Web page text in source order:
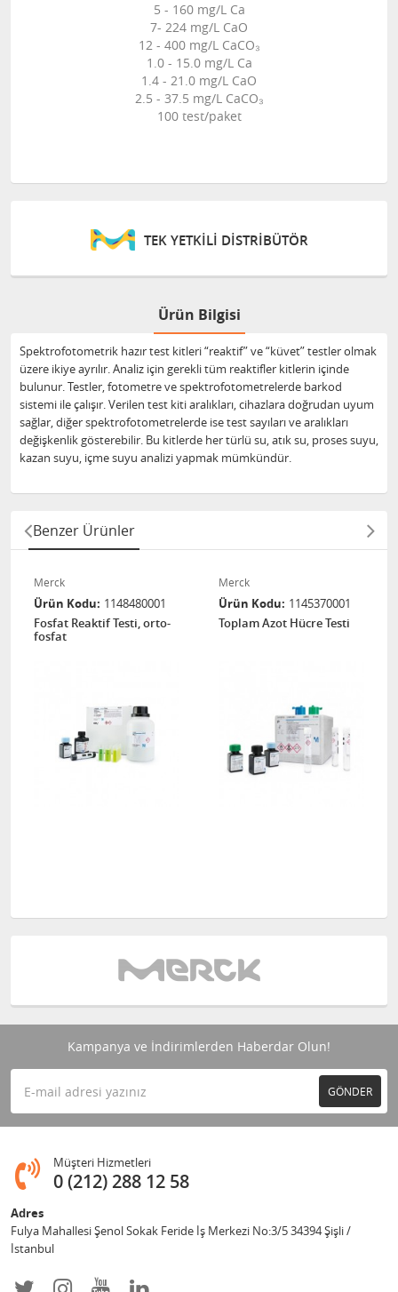
5 - 160 mg/L Ca
7- 224 mg/L CaO
12 - 400 mg/L CaCO₃
1.0 - 15.0 mg/L Ca
1.4 - 21.0 mg/L CaO
2.5 - 37.5 mg/L CaCO₃
100 test/paket
TEK YETKİLİ DİSTRİBÜTÖR
Ürün Bilgisi
Spektrofotometrik hazır test kitleri “reaktif” ve “küvet” testler olmak
üzere ikiye ayrılır. Analiz için gerekli tüm reaktifler kitlerin içinde
bulunur. Testler, fotometre ve spektrofotometrelerde barkod
sistemi ile çalışır. Verilen test kiti aralıkları, cihazlara doğrudan uyum
sağlar, diğer spektrofotometrelerde ise test sayıları ve aralıkları
değişkenlik gösterebilir. Bu kitlerde her türlü su, atık su, proses suyu,
kazan suyu, içme suyu analizi yapmak mümkündür.
Benzer Ürünler
Merck
Ürün Kodu 1148480001
Fosfat Reaktif Testi, orto-
fosfat
Merck
Ürün Kodu 1145370001
Toplam Azot Hücre Testi
Kampanya ve İndirimlerden Haberdar Olun!
GÖNDER
Müşteri Hizmetleri
0 (212) 288 12 58
Adres
Fulya Mahallesi Şenol Sokak Feride İş Merkezi No:3/5 34394 Şişli /
İstanbul